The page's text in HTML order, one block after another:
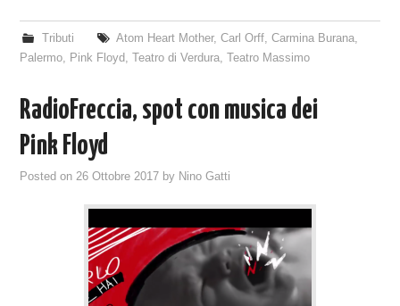
Tributi Atom Heart Mother, Carl Orff, Carmina Burana,
Palermo, Pink Floyd,Teatro di Verdura,Teatro Massimo
RadioFreccia, spot con musica dei
Pink Floyd
Posted on26 Ottobre 2017 by Nino Gatti